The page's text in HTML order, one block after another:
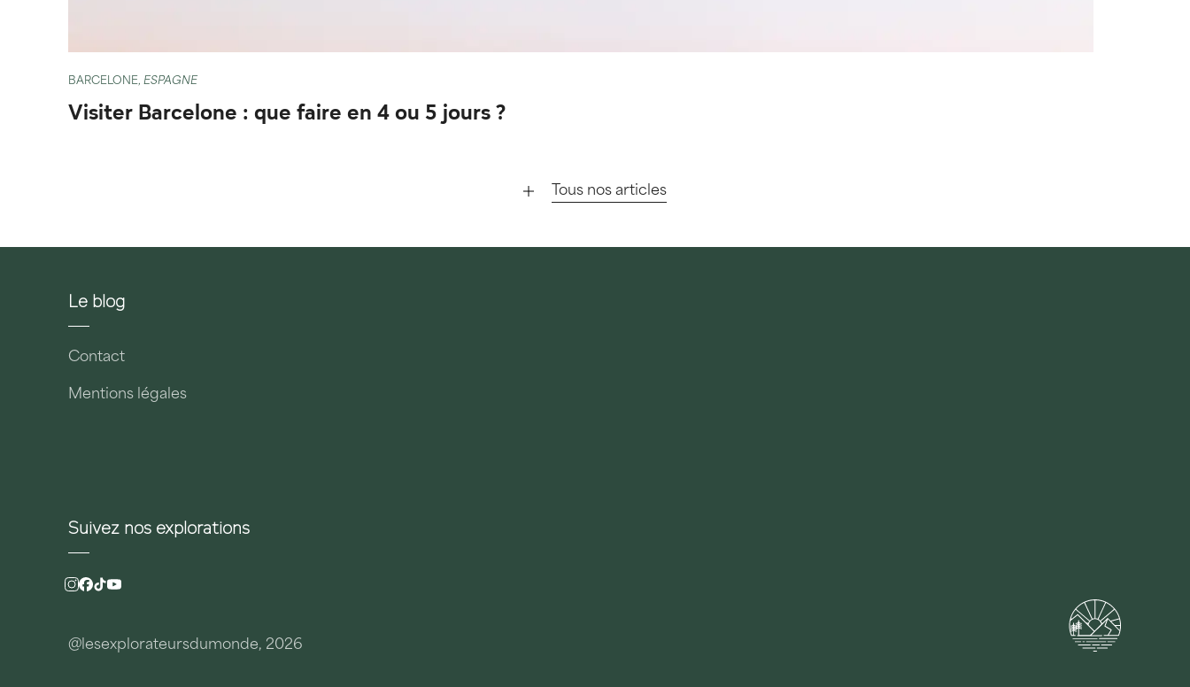
BARCELONE,ESPAGNE
Visiter Barcelone : que faire en 4 ou 5 jours ?
Tous nos articles
Le blog
Contact
Mentions légales
Suivez nos explorations
@lesexplorateursdumonde, 2026